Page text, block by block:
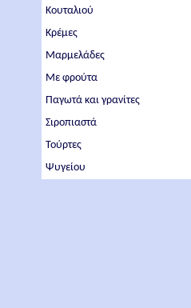
Κουταλιού
Κρέμες
Μαρμελάδες
Με φρούτα
Παγωτά και γρανίτες
Σιροπιαστά
Τούρτες
Ψυγείου